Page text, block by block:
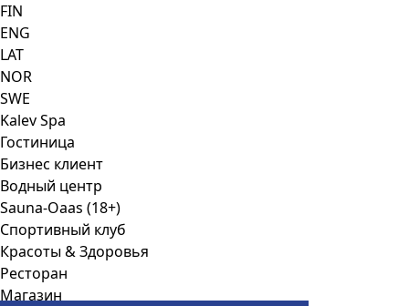
FIN
ENG
LAT
NOR
SWE
Kalev Spa
Гостиница
Бизнес клиент
Водный центр
Sauna-Oaas (18+)
Спортивный клуб
Красоты & Здоровья
Ресторан
Mагазин